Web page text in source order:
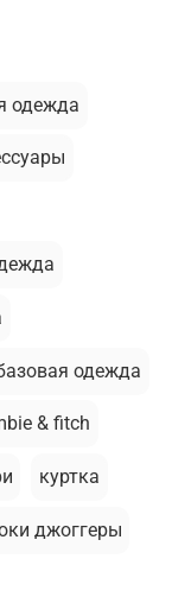
одежда
одежда
& fitch
куртка
джоггеры